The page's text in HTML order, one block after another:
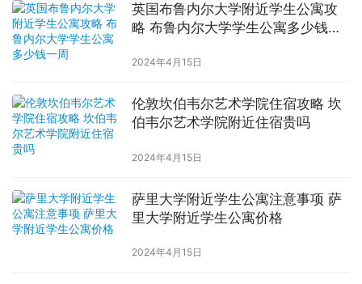
英国布鲁内尔大学附近学生公寓攻
略 布鲁内尔大学学生公寓多少钱一
2024年4月15日
伦敦坎伯韦尔艺术学院住宿攻略 坎
伯韦尔艺术学院附近住宿贵吗
2024年4月15日
萨里大学附近学生公寓注意事项 萨
里大学附近学生公寓价格
2024年4月15日